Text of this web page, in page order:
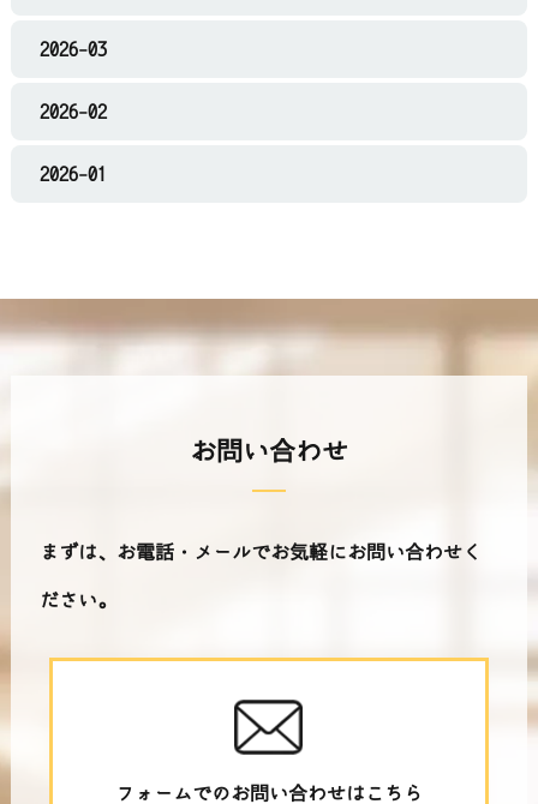
2026-03
2026-02
2026-01
お問い合わせ
まずは、お電話・メールでお気軽にお問い合わせく
ださい。
フォームでのお問い合わせはこちら